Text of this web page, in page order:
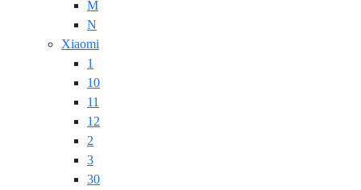
M
N
Xiaomi
1
10
11
12
2
3
30